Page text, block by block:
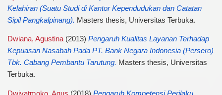
Kelahiran (Suatu Studi di Kantor Kependudukan dan Catatan
Sipil Pangkalpinang). Masters thesis, Universitas Terbuka.
Dwiana, Agustina(2013) Pengaruh Kualitas Layanan Terhadap
Kepuasan Nasabah Pada PT. Bank Negara Indonesia (Persero)
Tbk. Cabang Pembantu Tarutung. Masters thesis, Universitas
Terbuka.